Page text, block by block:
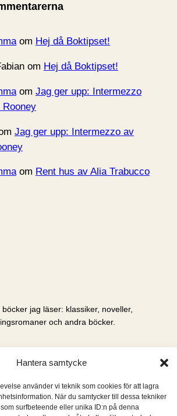
Hantera samtycke
använder vi teknik som cookies för att lagra
När du samtycker till dessa tekniker
surfbeteende eller unika ID:n på denna
om Hej då Boktipset!
om Hej då Boktipset!
om Jag ger upp: Intermezzo
Jag ger upp: Intermezzo av
om Rent hus av Alia Trabucco
jag läser: klassiker, noveller,
och andra böcker.